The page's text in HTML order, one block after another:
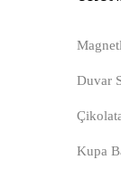
Duvar
Kupa